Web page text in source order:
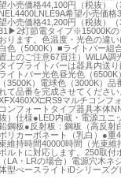
小売価格44,100円（税抜）
NEL4400LNLE9A希望小売価
小売価格41,200円（税抜）
灯節電タイプ※15000Kの
おります。色温度・光色の違
色（5000K）■ライトバー組
上のご注意67頁注）WiLIA調
タイプライトバーは器具内送
ライトバー光色昼光色（
（3500K）電球色（3000K）
て品番を完成させてくださ
マルチコンフ
コンフォートタイプ器具本体
）仕様●LED内蔵・電源ユニ
鋼板●反射板：鋼板（高反射
ポリカーボネート（乳白）●重
維持時間40000時間（光束
ボルトに対応します。250取付
（LA・LRの場合）電源穴木ネ
型べースライトiDシリーズ